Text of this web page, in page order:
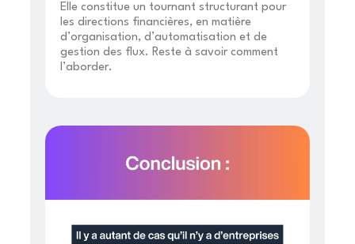
Elle constitue un tournant structurant pour
les directions financières, en matière
d’organisation, d’automatisation et de
gestion des flux. Reste à savoir comment
l’aborder.